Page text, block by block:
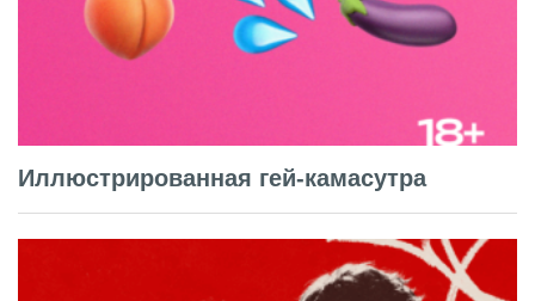
Иллюстрированная гей-камасутра